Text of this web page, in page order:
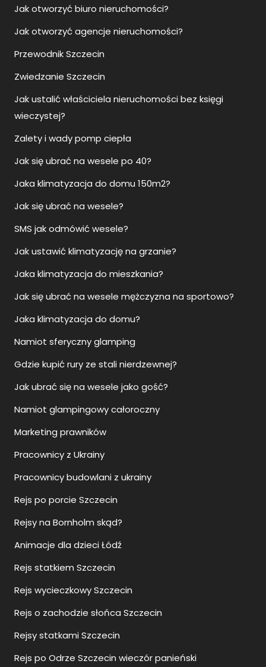
Jak otworzyć biuro nieruchomości?
Jak otworzyć agencje nieruchomości?
Przewodnik Szczecin
Zwiedzanie Szczecin
Jak ustalić właściciela nieruchomości bez księgi
wieczystej?
Zalety i wady pomp ciepła
Jak się ubrać na wesele po 40?
Jaka klimatyzacja do domu 150m2?
Jak się ubrać na wesele?
SMS jak odmówić wesele?
Jak ustawić klimatyzację na grzanie?
Jaka klimatyzacja do mieszkania?
Jak się ubrać na wesele mężczyzna na sportowo?
Jaka klimatyzacja do domu?
Namiot sferyczny glamping
Gdzie kupić rury ze stali nierdzewnej?
Jak ubrać się na wesele jako gość?
Namiot glampingowy całoroczny
Marketing prawników
Pracownicy z Ukrainy
Pracownicy budowlani z ukrainy
Rejs po porcie Szczecin
Rejsy na Bornholm skąd?
Animacje dla dzieci Łódź
Rejs statkiem Szczecin
Rejs wycieczkowy Szczecin
Rejs o zachodzie słońca Szczecin
Rejsy statkami Szczecin
Rejs po Odrze Szczecin wieczór panieński